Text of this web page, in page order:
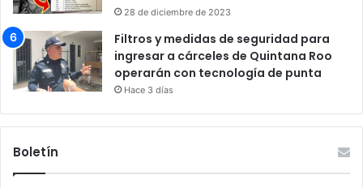
28 de diciembre de 2023
Filtros y medidas de seguridad para
ingresar a cárceles de Quintana Roo
operarán con tecnología de punta
Hace 3 días
Boletín